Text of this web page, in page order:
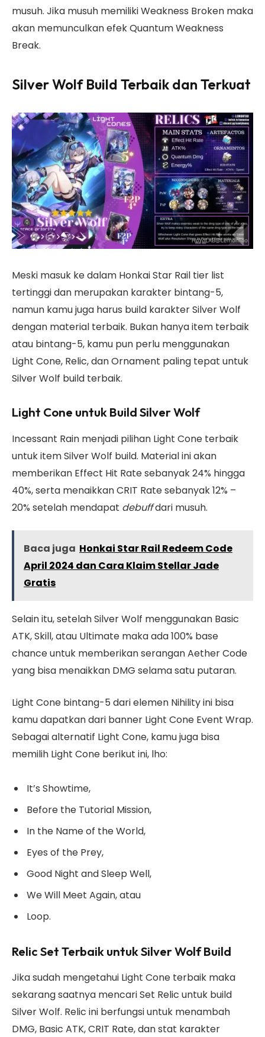
musuh. Jika musuh memiliki Weakness Broken maka
akan memunculkan efek Quantum Weakness
Break.
Silver Wolf Build Terbaik dan Terkuat
Meski masuk ke dalam Honkai Star Rail tier list
tertinggi dan merupakan karakter bintang-5,
namun kamu juga harus build karakter Silver Wolf
dengan material terbaik. Bukan hanya item terbaik
atau bintang-5, kamu pun perlu menggunakan
Light Cone, Relic, dan Ornament paling tepat untuk
Silver Wolf build terbaik.
Light Cone untuk Build Silver Wolf
Incessant Rain menjadi pilihan Light Cone terbaik
untuk item Silver Wolf build. Material ini akan
memberikan Effect Hit Rate sebanyak 24% hingga
40%, serta menaikkan CRIT Rate sebanyak 12% –
20% setelah mendapat debuffdari musuh.
Baca juga Honkai Star Rail Redeem Code
April 2024 dan Cara Klaim Stellar Jade
Gratis
Selain itu, setelah Silver Wolf menggunakan Basic
ATK, Skill, atau Ultimate maka ada 100% base
chance untuk memberikan serangan Aether Code
yang bisa menaikkan DMG selama satu putaran.
Light Cone bintang-5 dari elemen Nihility ini bisa
kamu dapatkan dari banner Light Cone Event Wrap.
Sebagai alternatif Light Cone, kamu juga bisa
memilih Light Cone berikut ini, lho:
It’s Showtime,
Before the Tutorial Mission,
In the Name of the World,
Eyes of the Prey,
Good Night and Sleep Well,
We Will Meet Again, atau
Loop.
Relic Set Terbaik untuk Silver Wolf Build
Jika sudah mengetahui Light Cone terbaik maka
sekarang saatnya mencari Set Relic untuk build
Silver Wolf. Relic ini berfungsi untuk menambah
DMG, Basic ATK, CRIT Rate, dan stat karakter